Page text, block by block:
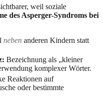
weil soziale
des Asperger-Syndroms bei
neben anderen Kindern statt
Bezeichnung als „kleiner
komplexer Wörter.
Reaktionen auf
oder bestimmte